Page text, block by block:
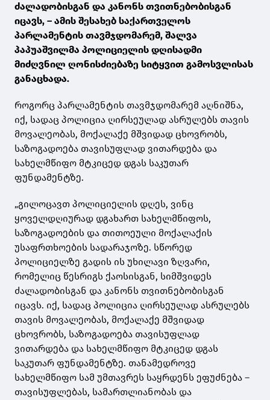
ძალადობისგან და კანონს თვითნებობისგან
იცავს, – ამის შესახებ საქართველოს
პარლამენტის თავმჯდომარემ, შალვა
პაპუაშვილმა პოლიციელის დღისადმი
მიძღვნილ ღონისძიებაზე სიტყვით გამოსვლისას
განაცხადა.
როგორც პარლამენტის თავმჯდომარემ აღნიშნა,
იქ, სადაც პოლიცია ღირსეულად ასრულებს თავის
მოვალეობას, მოქალაქე მშვიდად ცხოვრობს,
საზოგადოება თავისუფლად ვითარდება და
სახელმწიფო მტკიცედ დგას საკუთარ
ფუნდამენტზე.
„გილოცავთ პოლიციელის დღეს, ვინც
ყოველდღიურად დგახართ სახელმწიფოს,
საზოგადოების და თითოეული მოქალაქის
უსაფრთხოების სადარაჯოზე. სწორედ
პოლიციელზე გადის ის უხილავი ზღვარი,
რომელიც წესრიგს ქაოსისგან, სიმშვიდეს
ძალადობისგან და კანონს თვითნებობისგან
იცავს. იქ, სადაც პოლიცია ღირსეულად ასრულებს
თავის მოვალეობას, მოქალაქე მშვიდად
ცხოვრობს, საზოგადოება თავისუფლად
ვითარდება და სახელმწიფო მტკიცედ დგას
საკუთარ ფუნდამენტზე. თანამედროვე
სახელმწიფო სამ უმთავრეს საყრდენს ეფუძნება –
თავისუფლებას, სამართლიანობას და